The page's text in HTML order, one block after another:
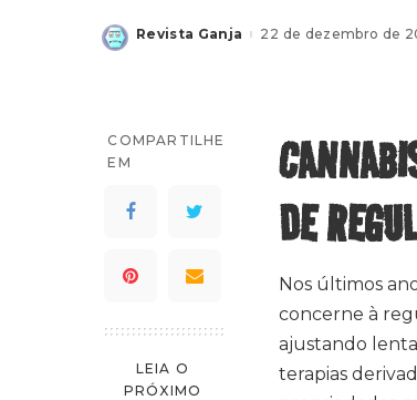
Posted
Revista Ganja 22 de dezembro de
COMPARTILHE
EM
LEIA O
PRÓXIMO
DE
Nos últimos
concerne à
ajustando
terapias